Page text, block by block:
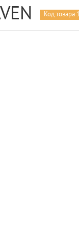
Код товара